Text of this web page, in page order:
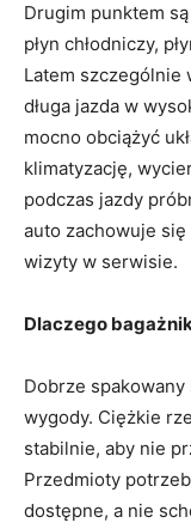
Drugim punktem
płyn chłodniczy,
Latem szczególnie
długa jazda w
mocno obciążyć
klimatyzację,
podczas jazdy
auto zachowuje
wizyty w serwisie.
Dlaczego
Dobrze
wygody. Ciężkie
stabilnie, aby nie
Przedmioty
dostępne, a nie